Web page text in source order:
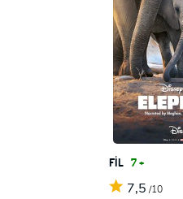
FİL 7 +
7,5 /10